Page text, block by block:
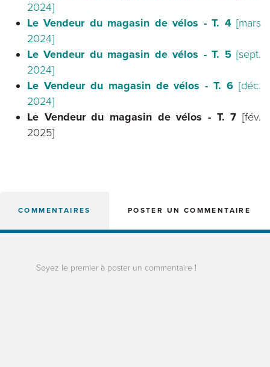
2024]
Le Vendeur du magasin de vélos - T. 4[mars
2024]
Le Vendeur du magasin de vélos - T. 5[sept.
2024]
Le Vendeur du magasin de vélos - T. 6 [déc.
2024]
Le Vendeur du magasin de vélos - T. 7 [fév.
2025]
COMMENTAIRES POSTER UN COMMENTAIRE
Soyez le premier à poster un commentaire !